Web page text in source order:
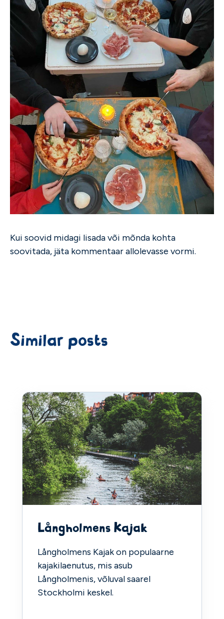
Kui soovid midagi lisada või mõnda kohta
soovitada, jäta kommentaar allolevasse vormi.
Similar posts
Långholmens Kajak
Långholmens Kajak on populaarne
kajakilaenutus, mis asub
Långholmenis, võluval saarel
Stockholmi keskel.